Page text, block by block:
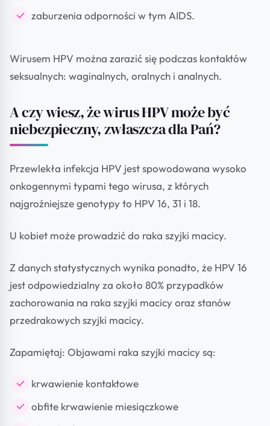
zaburzenia odporności w tym AIDS.
Wirusem HPV można zarazić się podczas kontaktów
seksualnych: waginalnych, oralnych i analnych.
A czy wiesz, że wirus HPV może być
niebezpieczny, zwłaszcza dla Pań?
Przewlekła infekcja HPV jest spowodowana wysoko
onkogennymi typami tego wirusa, z których
najgroźniejsze genotypy to HPV 16, 31 i 18.
U kobiet może prowadzić do raka szyjki macicy.
Z danych statystycznych wynika ponadto, że HPV 16
jest odpowiedzialny za około 80% przypadków
zachorowania na raka szyjki macicy oraz stanów
przedrakowych szyjki macicy.
Zapamiętaj: Objawami raka szyjki macicy są:
krwawienie kontaktowe
obfite krwawienie miesiączkowe